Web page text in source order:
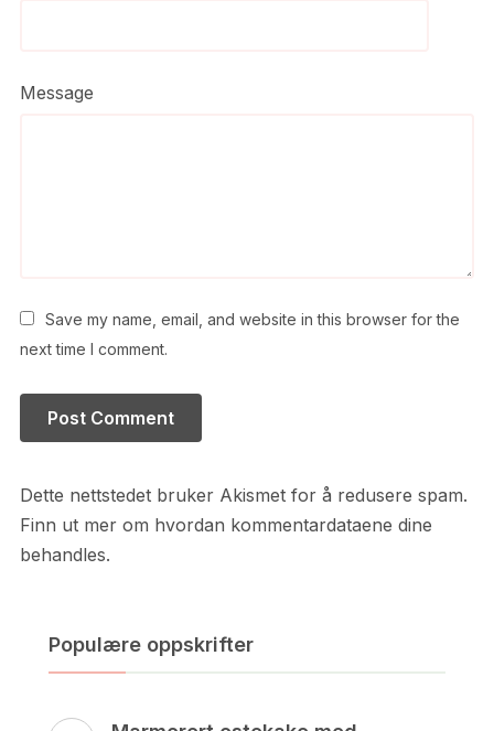
Message
Save my name, email, and website in this browser for the
next time I comment.
Dette nettstedet bruker Akismet for å redusere spam.
Finn ut mer om hvordan kommentardataene dine
behandles.
Populære oppskrifter